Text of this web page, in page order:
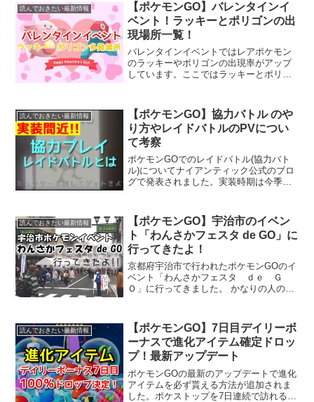
読んでおきたい最新情報
【ポケモンGO】バレンタインイ
ベント！ラッキーとポリゴンの出
現場所一覧！
バレンタインイベントではレアポケモン
のラッキーやポリゴンの出現率がアップ
しています。ここではラッキーとポリゴ
は、ほとんど野生で出現しないレアポケ
モンです。バレンタインイベ...
読んでおきたい最新情報
【ポケモンGO】協力バトル のや
り方やレイドバトルのPVについ
て考察
ポケモンGOでのレイドバトル(協力バト
ル)についてナイアンティック公式のブロ
グで発表されました。実装時期は今季の
考察しています。今後のレイドバトル攻
略の参考にしてくだ...
読んでおきたい最新情報
【ポケモンGO】宇治市のイベン
ト「わんさかフェスタ de GO」に
行ってきたよ！
京都府宇治市で行われたポケモンGOのイ
ベント「わんさかフェスタ ｄｅ Ｇ
Ｏ」に行ってきました。 かなりの人の多
元の商店街や学生さんなどが地元を盛り
上げようとしたイベン...
読んでおきたい最新情報
【ポケモンGO】7日目デイリーボ
ーナスで進化アイテム確定ドロッ
プ！最新アップデート
ポケモンGOの最新のアップデートで進化
アイテムを必ず貰える方法が追加されま
した。ポケストップを7日連続で訪れるデ